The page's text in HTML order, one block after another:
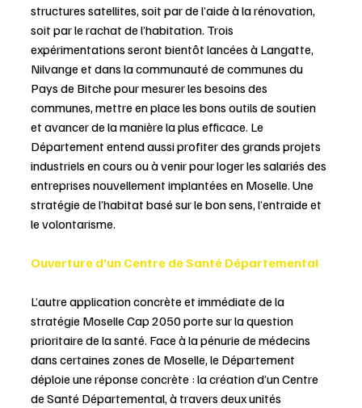
structures satellites, soit par de l’aide à la rénovation,
soit par le rachat de l’habitation. Trois
expérimentations seront bientôt lancées à Langatte,
Nilvange et dans la communauté de communes du
Pays de Bitche pour mesurer les besoins des
communes, mettre en place les bons outils de soutien
et avancer de la manière la plus efficace. Le
Département entend aussi profiter des grands projets
industriels en cours ou à venir pour loger les salariés des
entreprises nouvellement implantées en Moselle. Une
stratégie de l’habitat basé sur le bon sens, l’entraide et
le volontarisme.
Ouverture d’un Centre de Santé Départemental
L’autre application concrète et immédiate de la
stratégie Moselle Cap 2050 porte sur la question
prioritaire de la santé. Face à la pénurie de médecins
dans certaines zones de Moselle, le Département
déploie une réponse concrète : la création d’un Centre
de Santé Départemental, à travers deux unités